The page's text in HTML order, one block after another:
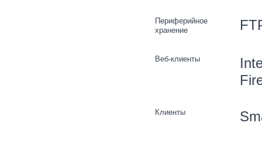
Периферийное
хранение
Веб-клиенты
Клиенты